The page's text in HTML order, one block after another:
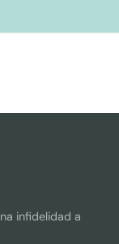
infidelidad a